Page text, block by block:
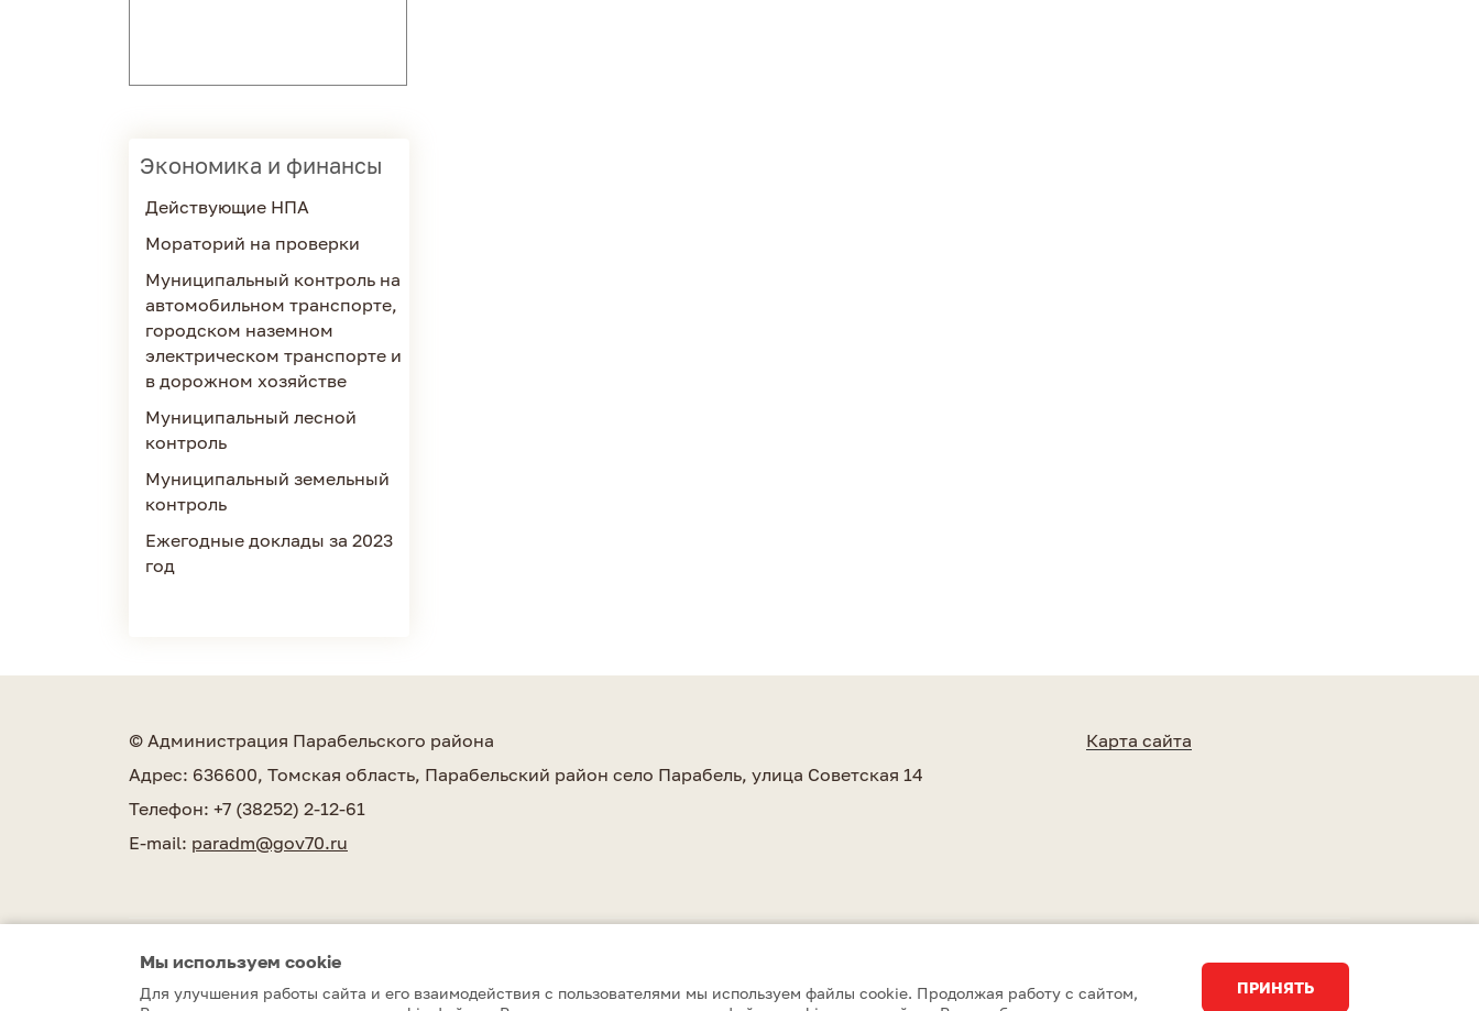
Экономика и финансы
Действующие НПА
Мораторий на проверки
Муниципальный контроль на
автомобильном транспорте,
городском наземном
электрическом транспорте и
в дорожном хозяйстве
Муниципальный лесной
контроль
Муниципальный земельный
контроль
Ежегодные доклады за 2023
год
© Администрация Парабельского района
Адрес: 636600, Томская область, Парабельский район село Парабель, улица Советская 14
Телефон: +7 (38252) 2-12-61
E-mail: paradm@gov70.ru
Карта сайта
Парабельский район © 2010–2026 Разработка сайта Студия 15
Мы используем сookie
Для улучшения работы сайта и его взаимодействия с пользователями мы используем файлы cookie. Продолжая работу с сайтом,
ПРИНЯТЬ